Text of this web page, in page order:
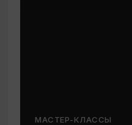
МАСТЕР-КЛАССЫ